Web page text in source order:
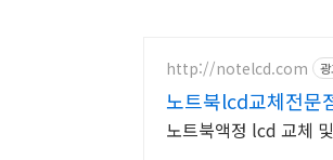
http://notelcd.com
노트북lcd교체전문
노트북액정 lcd 교체